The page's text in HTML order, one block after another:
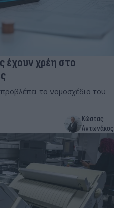
έχουν χρέη στο
το νομοσχέδιο του
Κώστας
Αντωνάκος